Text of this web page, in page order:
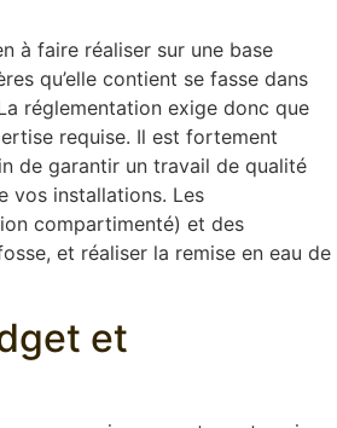
à faire réaliser sur une base
qu’elle contient se fasse dans
réglementation exige donc que
requise. Il est fortement
de garantir un travail de qualité
vos installations. Les
compartimenté) et des
et réaliser la remise en eau de
et